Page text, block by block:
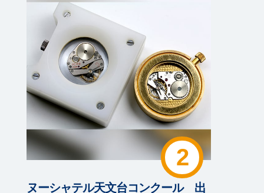
2
ヌーシャテル天文台コンクール 出